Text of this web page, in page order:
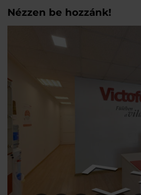
Nézzen be hozzánk!